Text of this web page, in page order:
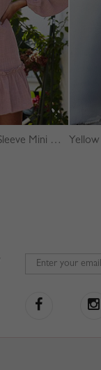
Pink Ruffle Hem Puff Sleeve Mini Dress